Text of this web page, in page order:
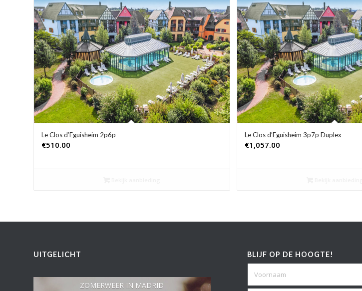
Le Clos d’Eguisheim 2p6p
€510.00
Le Clos d’Eguisheim 3p7p Duplex
€1,057.00
UITGELICHT
ZOMERWEER IN MADRID
BLIJF OP DE HOOGTE!